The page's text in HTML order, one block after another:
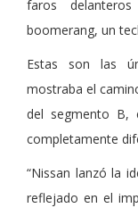
faros
boomerang, un
Estas son las
mostraba el
del segmento B,
completamente
“Nissan lanzó la
reflejado en el